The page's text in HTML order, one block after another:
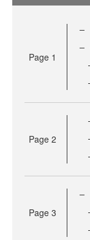
Page 1
Page 2
Page 3